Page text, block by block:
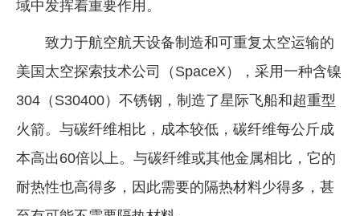
镁钛
地矿 建设
党建工作
企业文化
《资源再生》杂志
数字报
域中发挥着重要作用。
致力于航空航天设备制造和可重复太空运输的
美国太空探索技术公司（SpaceX），采用一种含镍
304（S30400）不锈钢，制造了星际飞船和超重型
火箭。与碳纤维相比，成本较低，碳纤维每公斤成
本高出60倍以上。与碳纤维或其他金属相比，它的
耐热性也高得多，因此需要的隔热材料少得多，甚